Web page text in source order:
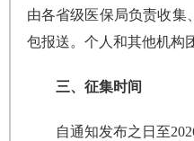
由各省级医保局负责收集
包报送。个人和其他机构
三、征集时间
自通知发布之日至